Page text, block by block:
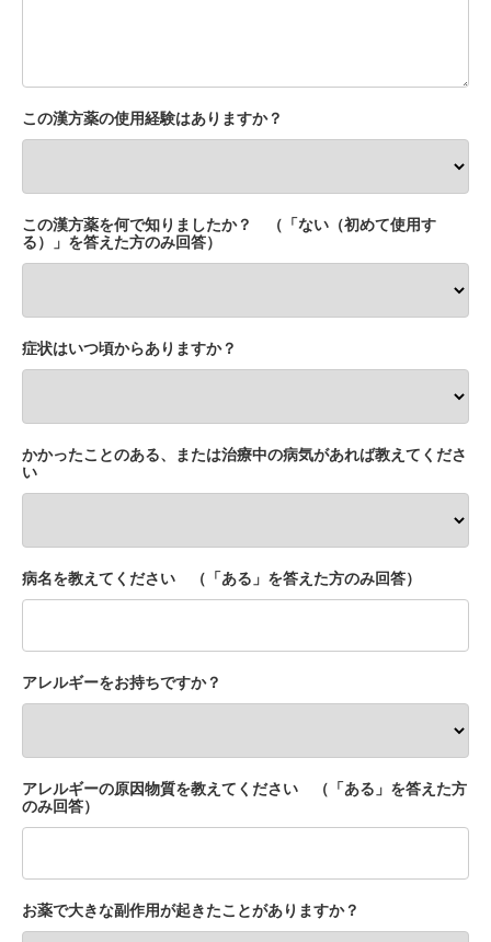
この漢方薬の使用経験はありますか？
この漢方薬を何で知りましたか？ （「ない（初めて使用す
る）」を答えた方のみ回答）
症状はいつ頃からありますか？
かかったことのある、または治療中の病気があれば教えてくださ
い
病名を教えてください （「ある」を答えた方のみ回答）
アレルギーをお持ちですか？
アレルギーの原因物質を教えてください （「ある」を答えた方
のみ回答）
お薬で大きな副作用が起きたことがありますか？